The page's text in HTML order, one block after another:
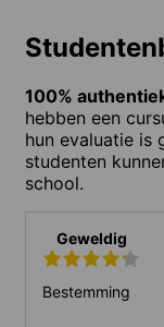
100%
hebben een
hun evaluatie is
studenten
school.
Geweldig
Bestemming